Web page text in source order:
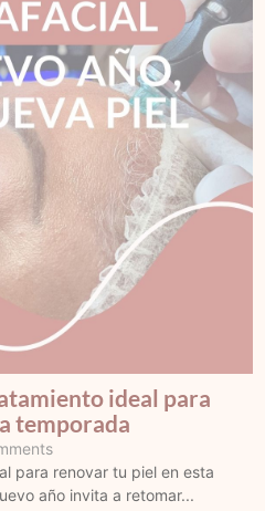
ideal para
temporada
para renovar tu piel en esta
año invita a retomar...